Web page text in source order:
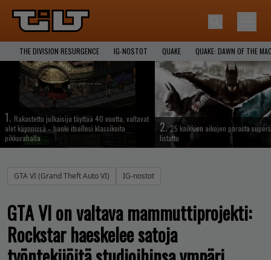
THE DIVISION RESURGENCE IG-NOSTOT QUAKE QUAKE: DAWN OF THE
1. Rakastettu julkaisija täyttää 40 vuotta, valtavat
alet käynnissä – hanki itsellesi klassikoita
pikkurahalla
2.25 kaikkien aikojen parasta
listattu
GTA VI (Grand Theft Auto VI) IG-nostot
GTA VI on valtava mammuttiprojekti:
Rockstar haeskelee satoja